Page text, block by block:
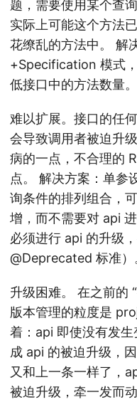
题，需要使用某个查
实际上可能这个方法
花缭乱的方法中。 解
+Specification 模式
低接口中的方法数量。
难以扩展。接口的任
会导致调用者被迫升
病的一点，不合理的
点。 解决方案：单参
询条件的排列组合，
增，而不需要对 api
必须进行 api 的升级
@Deprecated 标准）
升级困难。 在之前的
版本管理的粒度是
着：api 即使没有发
成 api 的被迫升级，
又和上一条一样了，
被迫升级，牵一发而